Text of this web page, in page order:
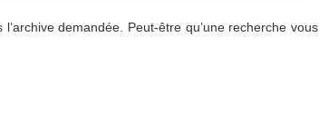
demandée. Peut-être qu’une recherche vous